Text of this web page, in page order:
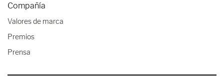
Compañía
Valores de marca
Premios
Prensa